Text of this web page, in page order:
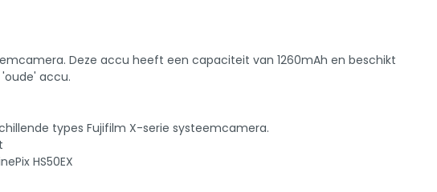
Deze accu heeft een capaciteit van 1260mAh en beschikt
accu.
types Fujifilm X-serie systeemcamera.
HS50EX